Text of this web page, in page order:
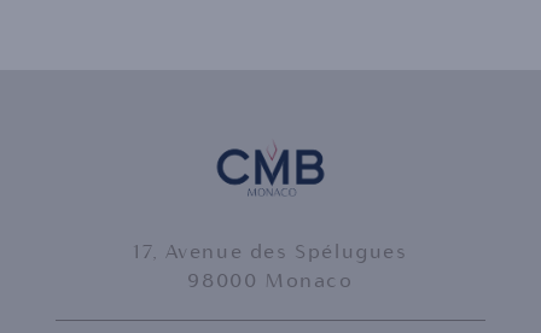
17, Avenue des Spélugues
98000 Monaco